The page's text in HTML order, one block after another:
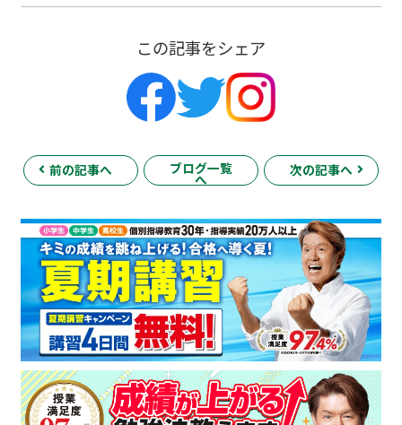
この記事をシェア
前の記事へ ブログ一覧
へ
次の記事へ